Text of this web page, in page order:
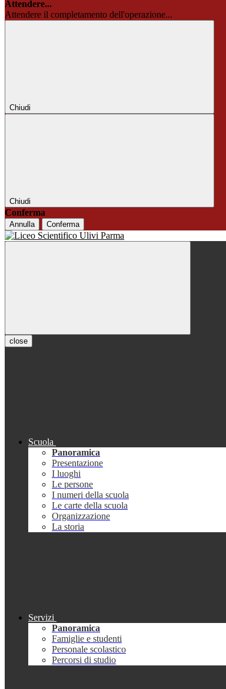
Attendere...
Attendere il completamento dell'operazione...
Chiudi
Chiudi
Conferma
Annulla Conferma
close
Scuola
Panoramica
Presentazione
I luoghi
Le persone
I numeri della scuola
Le carte della scuola
Organizzazione
La storia
Servizi
Panoramica
Famiglie e studenti
Personale scolastico
Percorsi di studio